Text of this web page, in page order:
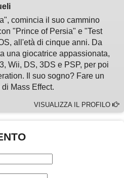
comincia il suo cammino
"Prince of Persia" e "Test
all'età di cinque anni. Da
una giocatrice appassionata,
Wii, DS, 3DS e PSP, per poi
Il suo sogno? Fare un
Mass Effect.
VISUALIZZA IL PROFILO